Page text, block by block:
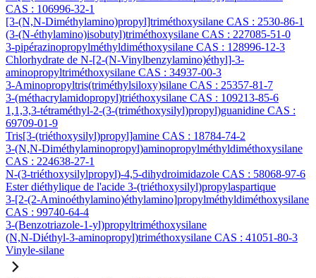
CAS : 106996-32-1
[3-(N,N-Diméthylamino)propyl]triméthoxysilane CAS : 2530-86-1
(3-(N-éthylamino)isobutyl)triméthoxysilane CAS : 227085-51-0
3-pipérazinopropylméthyldiméthoxysilane CAS : 128996-12-3
Chlorhydrate de N-[2-(N-Vinylbenzylamino)éthyl]-3-
aminopropyltriméthoxysilane CAS : 34937-00-3
3-Aminopropyltris(triméthylsiloxy)silane CAS : 25357-81-7
3-(méthacrylamidopropyl)triéthoxysilane CAS : 109213-85-6
1,1,3,3-tétraméthyl-2-(3-(triméthoxysilyl)propyl)guanidine CAS :
69709-01-9
Tris[3-(triéthoxysilyl)propyl]amine CAS : 18784-74-2
3-(N,N-Diméthylaminopropyl)aminopropylméthyldiméthoxysilane
CAS : 224638-27-1
N-(3-triéthoxysilylpropyl)-4,5-dihydroimidazole CAS : 58068-97-6
Ester diéthylique de l'acide 3-(triéthoxysilyl)propylaspartique
3-[2-(2-Aminoéthylamino)éthylamino]propylméthyldiméthoxysilane
CAS : 99740-64-4
3-(Benzotriazole-1-yl)propyltriméthoxysilane
(N,N-Diéthyl-3-aminopropyl)triméthoxysilane CAS : 41051-80-3
Vinyle-silane